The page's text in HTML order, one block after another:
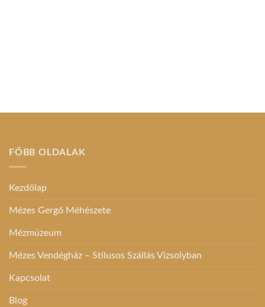
FŐBB OLDALAK
Kezdőlap
Mézes Gergő Méhészete
Mézmúzeum
Mézes Vendégház – Stílusos Szállás Vizsolyban
Kapcsolat
Blog